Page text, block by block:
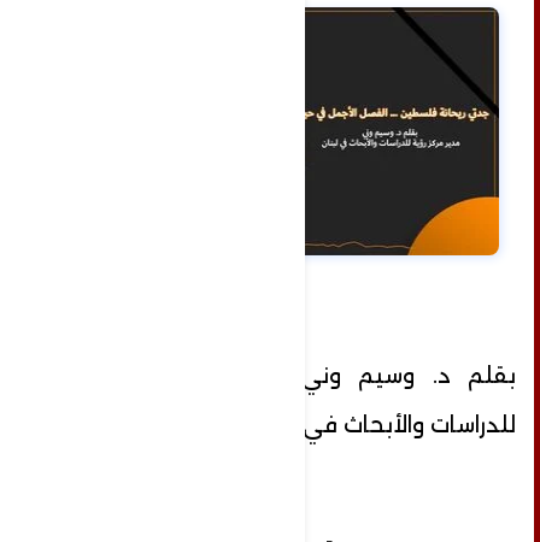
بقلم د. وسيم وني / مدير مركز رؤية
للدراسات والأبحاث في لبنان